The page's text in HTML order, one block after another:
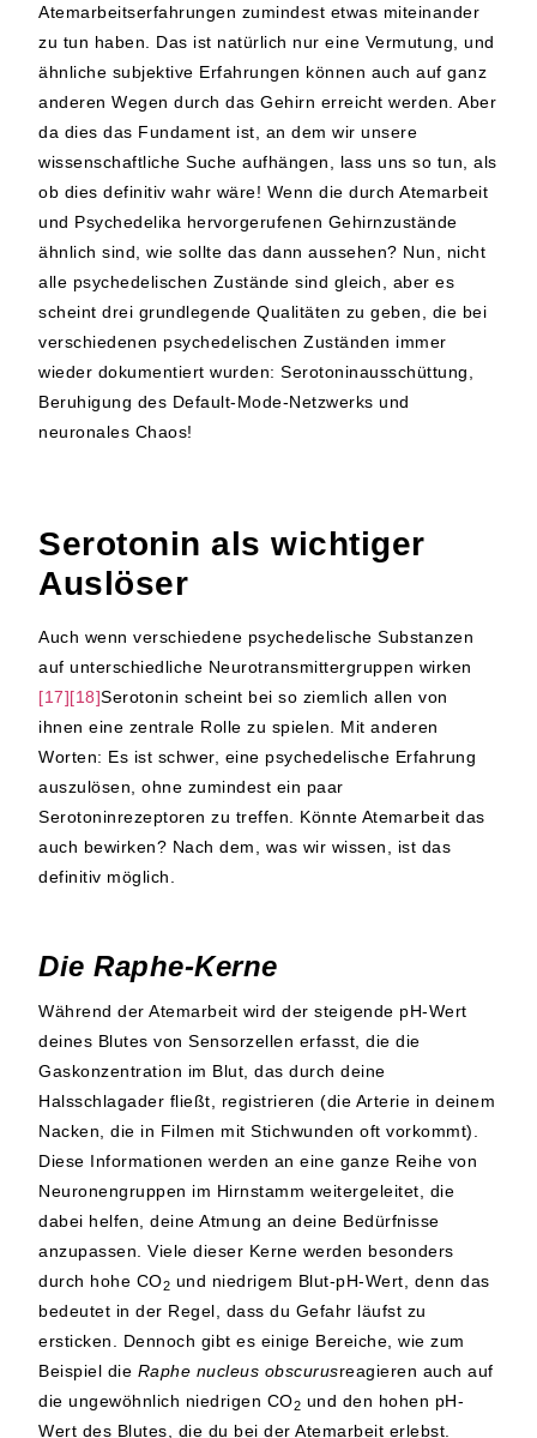
Atemarbeitserfahrungen zumindest etwas miteinander
zu tun haben. Das ist natürlich nur eine Vermutung, und
ähnliche subjektive Erfahrungen können auch auf ganz
anderen Wegen durch das Gehirn erreicht werden. Aber
da dies das Fundament ist, an dem wir unsere
wissenschaftliche Suche aufhängen, lass uns so tun, als
ob dies definitiv wahr wäre! Wenn die durch Atemarbeit
und Psychedelika hervorgerufenen Gehirnzustände
ähnlich sind, wie sollte das dann aussehen? Nun, nicht
alle psychedelischen Zustände sind gleich, aber es
scheint drei grundlegende Qualitäten zu geben, die bei
verschiedenen psychedelischen Zuständen immer
wieder dokumentiert wurden: Serotoninausschüttung,
Beruhigung des Default-Mode-Netzwerks und
neuronales Chaos!
Serotonin als wichtiger
Auslöser
Auch wenn verschiedene psychedelische Substanzen
auf unterschiedliche Neurotransmittergruppen wirken
[17][18]Serotonin scheint bei so ziemlich allen von
ihnen eine zentrale Rolle zu spielen. Mit anderen
Worten: Es ist schwer, eine psychedelische Erfahrung
auszulösen, ohne zumindest ein paar
Serotoninrezeptoren zu treffen. Könnte Atemarbeit das
auch bewirken? Nach dem, was wir wissen, ist das
definitiv möglich.
Die Raphe-Kerne
Während der Atemarbeit wird der steigende pH-Wert
deines Blutes von Sensorzellen erfasst, die die
Gaskonzentration im Blut, das durch deine
Halsschlagader fließt, registrieren (die Arterie in deinem
Nacken, die in Filmen mit Stichwunden oft vorkommt).
Diese Informationen werden an eine ganze Reihe von
Neuronengruppen im Hirnstamm weitergeleitet, die
dabei helfen, deine Atmung an deine Bedürfnisse
anzupassen. Viele dieser Kerne werden besonders
durch hohe CO2 und niedrigem Blut-pH-Wert, denn das
bedeutet in der Regel, dass du Gefahr läufst zu
ersticken. Dennoch gibt es einige Bereiche, wie zum
Beispiel die Raphe nucleus obscurusreagieren auch auf
die ungewöhnlich niedrigen CO2 und den hohen pH-
Wert des Blutes, die du bei der Atemarbeit erlebst.